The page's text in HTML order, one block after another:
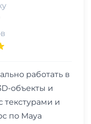
работать в
объекты и
текстурами и
по Maya